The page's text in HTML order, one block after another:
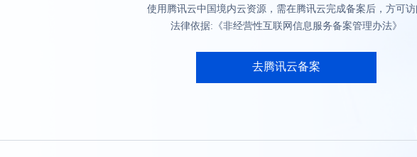
使用腾讯云中国境内云资源，需在腾讯云完成备案后，方可
法律依据:《非经营性互联网信息服务备案管理办法》
去腾讯云备案